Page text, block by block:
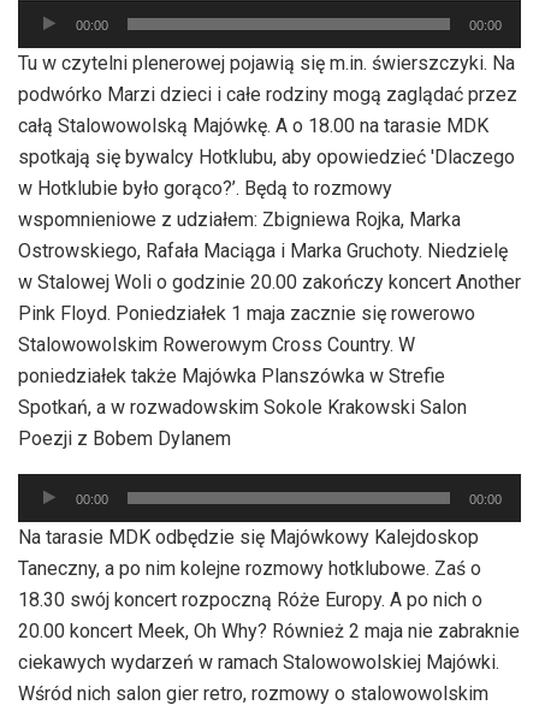
Odtwarzacz
plików
dźwiękowych
00:00 00:00
Tu w czytelni plenerowej pojawią się m.in. świerszczyki. Na
podwórko Marzi dzieci i całe rodziny mogą zaglądać przez
całą Stalowowolską Majówkę. A o 18.00 na tarasie MDK
spotkają się bywalcy Hotklubu, aby opowiedzieć 'Dlaczego
w Hotklubie było gorąco?’. Będą to rozmowy
wspomnieniowe z udziałem: Zbigniewa Rojka, Marka
Ostrowskiego, Rafała Maciąga i Marka Gruchoty. Niedzielę
w Stalowej Woli o godzinie 20.00 zakończy koncert Another
Pink Floyd. Poniedziałek 1 maja zacznie się rowerowo
Stalowowolskim Rowerowym Cross Country. W
poniedziałek także Majówka Planszówka w Strefie
Spotkań, a w rozwadowskim Sokole Krakowski Salon
Poezji z Bobem Dylanem
Odtwarzacz
plików
dźwiękowych
00:00 00:00
Na tarasie MDK odbędzie się Majówkowy Kalejdoskop
Taneczny, a po nim kolejne rozmowy hotklubowe. Zaś o
18.30 swój koncert rozpoczną Róże Europy. A po nich o
20.00 koncert Meek, Oh Why? Również 2 maja nie zabraknie
ciekawych wydarzeń w ramach Stalowowolskiej Majówki.
Wśród nich salon gier retro, rozmowy o stalowowolskim